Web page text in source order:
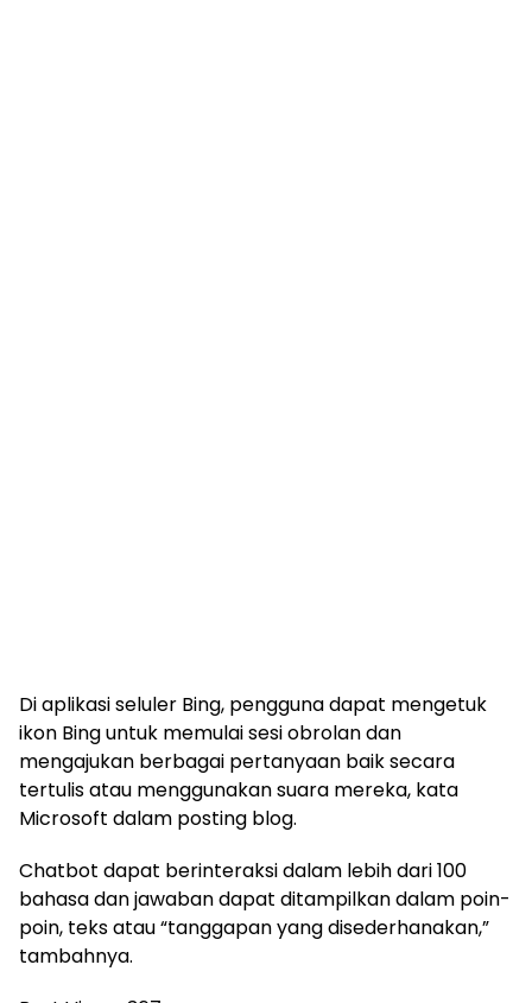
Di aplikasi seluler Bing, pengguna dapat mengetuk
ikon Bing untuk memulai sesi obrolan dan
mengajukan berbagai pertanyaan baik secara
tertulis atau menggunakan suara mereka, kata
Microsoft dalam posting blog.
Chatbot dapat berinteraksi dalam lebih dari 100
bahasa dan jawaban dapat ditampilkan dalam poin-
poin, teks atau “tanggapan yang disederhanakan,”
tambahnya.